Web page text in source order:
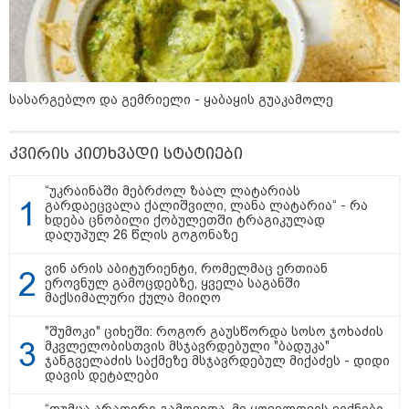
შტურმი ტვინზე და პოლიტიკური
პოლარიზაციის მეტასტაზები: რა
ემართება ადამიანის ფსიქიკას,
როდესაც მედიიდან და
სოცქსელებიდან მუდმივად
სამართალი
სასარგებლო და გემრიელი - ყაბაყის გუაკამოლე
კვირის კითხვადი სტატიები
“უკრაინაში მებრძოლ ზაალ ლატარიას
გარდაეცვალა ქალიშვილი, ლანა ლატარია“ - რა
ხდება ცნობილი ქობულეთში ტრაგიკულად
დაღუპულ 26 წლის გოგონაზე
ვინ არის აბიტურიენტი, რომელმაც ერთიან
ეროვნულ გამოცდებზე, ყველა საგანში
მაქსიმალური ქულა მიიღო
"შუმოკი" ციხეში: როგორ გაუსწორდა სოსო ჯოხაძის
მკვლელობისთვის მსჯავრდებული "ბადუკა"
ჯანგველაძის საქმეზე მსჯავრდებულ მიქაძეს - დიდი
დავის დეტალები